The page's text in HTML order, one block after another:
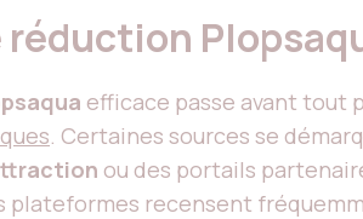
efficace passe avant tout
. Certaines sources se
ou des portails
plateformes recensent